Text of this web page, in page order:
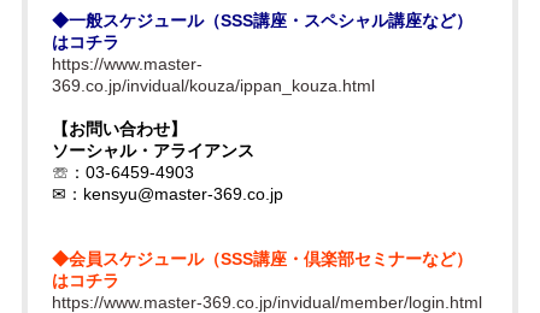
◆一般スケジュール（SSS講座・スペシャル講座など）
はコチラ
https://www.master-
369.co.jp/invidual/kouza/ippan_kouza.html
【お問い合わせ】
ソーシャル・アライアンス
☏：03-6459-4903
✉： kensyu@master-369.co.jp
◆会員スケジュール（SSS講座・倶楽部セミナーなど）
はコチラ
https://www.master-369.co.jp/invidual/member/login.html